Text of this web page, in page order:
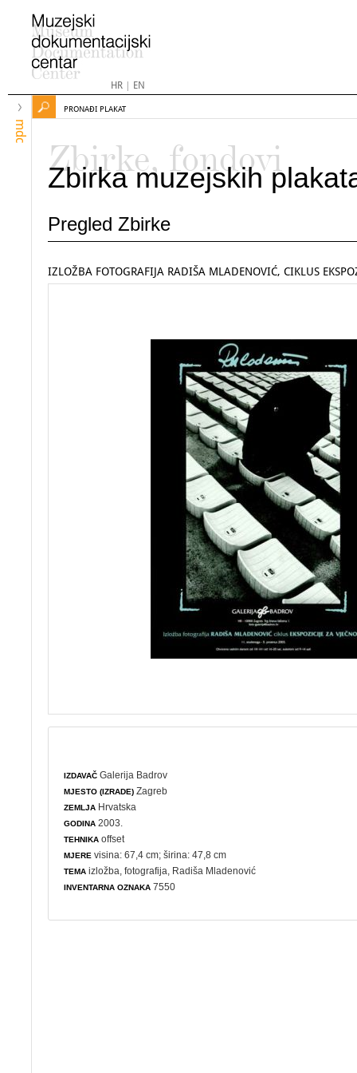
HR| EN
mdc
PRONAĐI PLAKAT
Zbirke, fondovi
Zbirka muzejskih
Pregled Zbirke
IZLOŽBA FOTOGRAFIJA RADIŠA MLADENOVIĆ, CIKLUS
IZDAVAČ Galerija Badrov
MJESTO (IZRADE) Zagreb
ZEMLJA Hrvatska
GODINA 2003.
TEHNIKA offset
MJERE visina: 67,4 cm; širina: 47,8 cm
TEMA izložba ,fotografija , Radiša Mladenović
INVENTARNA OZNAKA 7550